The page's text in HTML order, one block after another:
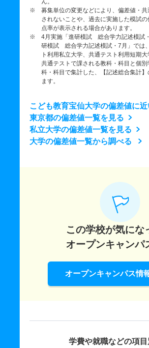
ん。
※ 募集単位の変更などにより、偏差値・共
されないことや、過去に実施した模試
点率が表示される場合があります。
※ 4月実施「進研模試 総合学力記述模試
研模試 総合学力記述模試・7月」では
ト利用私立大学、共通テスト利用短期
共通テストで課される教科・科目と個
科・科目で集計した、【記述総合集計
ます。
こども教育宝仙大学の偏差値に
東京都の偏差値一覧を見る
私立大学の偏差値一覧を見る
大学の偏差値一覧から調べる
この学校が気にな
オープンキャンパ
オープンキャンパス情
学費や就職などの項目